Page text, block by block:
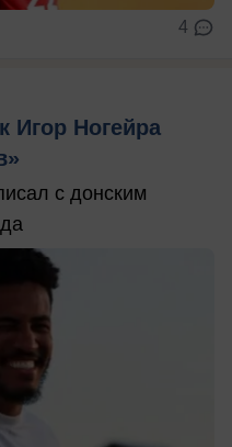
4
Игор Ногейра
с донским